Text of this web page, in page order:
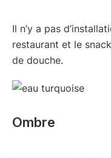
Il n’y a pas
restaurant et le
de douche.
Ombre